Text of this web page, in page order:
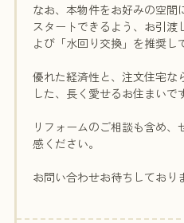
なお、本物件をお好みの空間
スタートできるよう、お引
よび「水回り交換」を推奨し
優れた経済性と、注文住宅な
した、長く愛せるお住まいで
リフォームのご相談も含め
感ください。
お問い合わせお待ちしており